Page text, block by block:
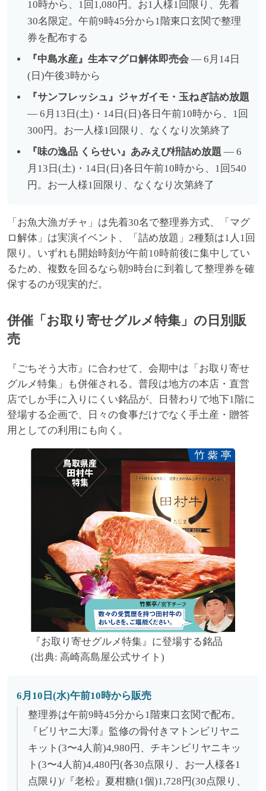
10時から、1回1,080円。お1人様1回限り、先着
30名限定。午前9時45分から1階東口玄関で整理
券を配布する
『中島水産』生本マグロ解体即売会— 6月14日
(日)午後3時から
『サンフレッシュ』ジャガイモ・玉ねぎ詰め放題
— 6月13日(土)・14日(日)各日午前10時から、1回
300円。お一人様1回限り、なくなり次第終了
『味の逸品 くらせい』あみえび枡詰め放題 — 6
月13日(土)・14日(日)各日午前10時から、1回540
円。お一人様1回限り、なくなり次第終了
「お魚大漁ガチャ」は先着30名で整理券方式、「マグ
ロ解体」は実演イベント、「詰め放題」2種類は1人1回
限り。いずれも開始時刻が午前10時前後に集中してい
るため、複数を回るなら朝9時台に到着して整理券を確
保するのが現実的だ。
併催「お取り寄せグルメ特集」の日別販
売
『ごちそう大市』に合わせて、会期中は「お取り寄せ
グルメ特集」も併催される。普段は地方の本店・直営
店でしか手に入りにくい銘品が、日替わりで地下1階に
登場する企画で、日々の食事だけでなく手土産・贈答
用としての利用にも向く。
『お取り寄せグルメ特集』に登場する銘品
(出典: 高崎高島屋公式サイト)
6月10日(水)午前10時から販売
整理券は午前9時45分から1階東口玄関で配布。
『ビリヤニ大澤』監修の骨付きマトンビリヤニ
キット(3〜4人前)4,980円、チキンビリヤニキッ
ト(3〜4人前)4,480円(各30点限り、お一人様各1
点限り)/『老松』夏柑糖(1個)1,728円(30点限り、